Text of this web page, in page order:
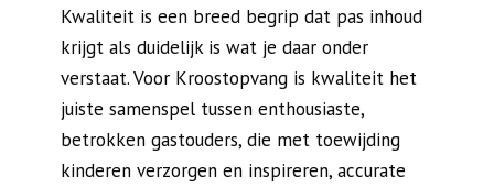
Kwaliteit is een breed begrip dat pas inhoud
krijgt als duidelijk is wat je daar onder
verstaat. Voor Kroostopvang is kwaliteit het
juiste samenspel tussen enthousiaste,
betrokken gastouders, die met toewijding
kinderen verzorgen en inspireren, accurate